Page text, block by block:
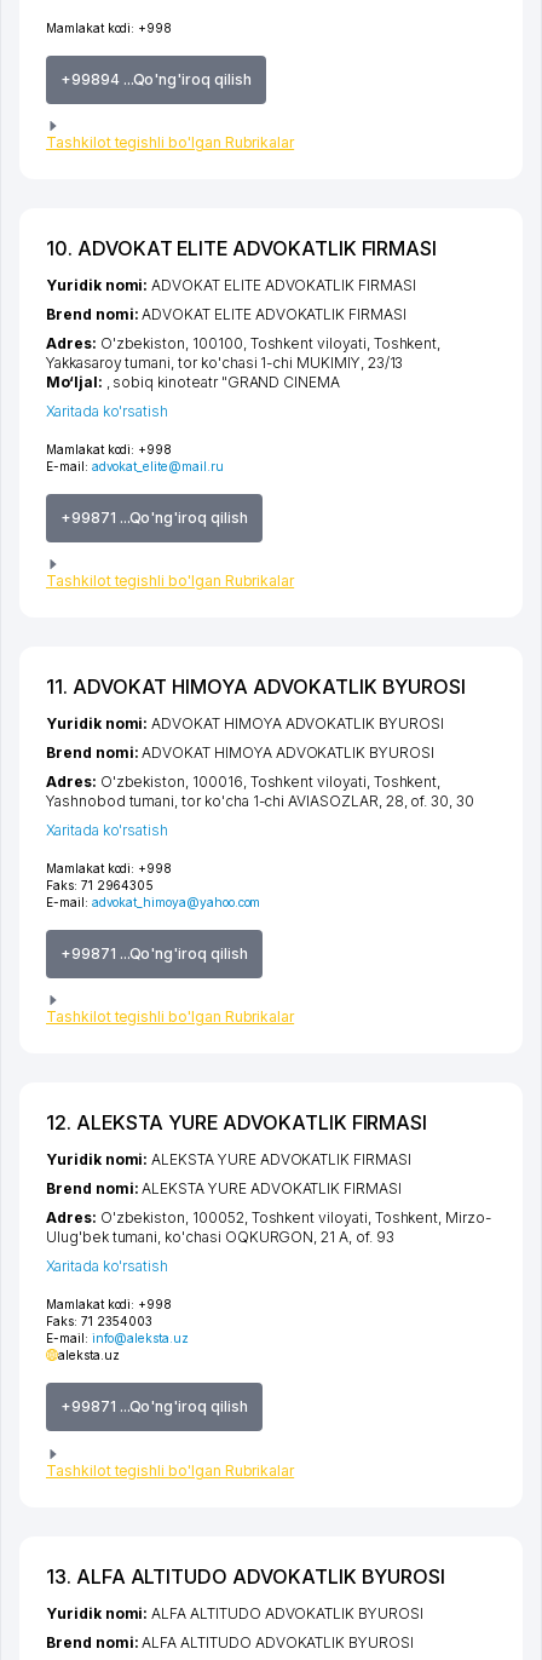
Mamlakat kodi: +998
+99894 ...Qo'ng'iroq qilish
Tashkilot tegishli bo'lgan Rubrikalar
10. ADVOKAT ELITE ADVOKATLIK FIRMASI
Mamlakat kodi: +998
E-mail: advokat_elite@mail.ru
+99871 ...Qo'ng'iroq qilish
Tashkilot tegishli bo'lgan Rubrikalar
Yuridik nomi:ADVOKAT ELITE ADVOKATLIK FIRMASI
Brend nomi:ADVOKAT ELITE ADVOKATLIK FIRMASI
Adres: O'zbekiston, 100100, Toshkent viloyati Toshkent
Yakkasaroy tumani ,tor ko'chasi 1-chi MUKIMIY , 23/13
Mo‘ljal:
, sobiq kinoteatr "GRAND CINEMA
Xaritada ko'rsatish
11. ADVOKAT HIMOYA ADVOKATLIK BYUROSI
Mamlakat kodi: +998
Faks: 71 2964305
E-mail: advokat_himoya@yahoo.com
+99871 ...Qo'ng'iroq qilish
Tashkilot tegishli bo'lgan Rubrikalar
Yuridik nomi:ADVOKAT HIMOYA ADVOKATLIK BYUROSI
Brend nomi:ADVOKAT HIMOYA ADVOKATLIK BYUROSI
Adres: O'zbekiston, 100016, Toshkent viloyati, Toshkent,
Yashnobod tumani,tor ko'cha 1-chi AVIASOZLAR, 28, of. 30, 30
Xaritada ko'rsatish
12. ALEKSTA YURE ADVOKATLIK FIRMASI
Mamlakat kodi: +998
Faks: 71 2354003
E-mail: info@aleksta.uz
aleksta.uz
+99871 ...Qo'ng'iroq qilish
Tashkilot tegishli bo'lgan Rubrikalar
Yuridik nomi:ALEKSTA YURE ADVOKATLIK FIRMASI
Brend nomi:ALEKSTA YURE ADVOKATLIK FIRMASI
Adres: O'zbekiston, 100052, Toshkent viloyati, Toshkent, Mirzo-
Ulug'bek tumani, ko'chasi OQKURGON, 21 А, of. 93
Xaritada ko'rsatish
13. ALFA ALTITUDO ADVOKATLIK BYUROSI
Yuridik nomi:ALFA ALTITUDO ADVOKATLIK BYUROSI
Brend nomi:ALFA ALTITUDO ADVOKATLIK BYUROSI